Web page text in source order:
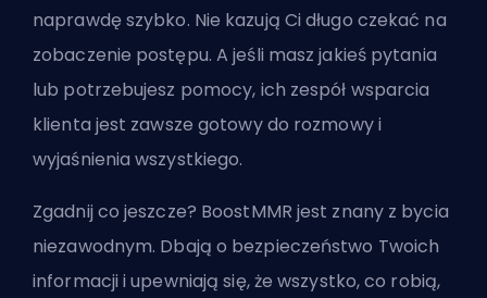
naprawdę szybko. Nie kazują Ci długo czekać na
zobaczenie postępu. A jeśli masz jakieś pytania
lub potrzebujesz pomocy, ich zespół wsparcia
klienta jest zawsze gotowy do rozmowy i
wyjaśnienia wszystkiego.
Zgadnij co jeszcze? BoostMMR jest znany z bycia
niezawodnym. Dbają o bezpieczeństwo Twoich
informacji i upewniają się, że wszystko, co robią,